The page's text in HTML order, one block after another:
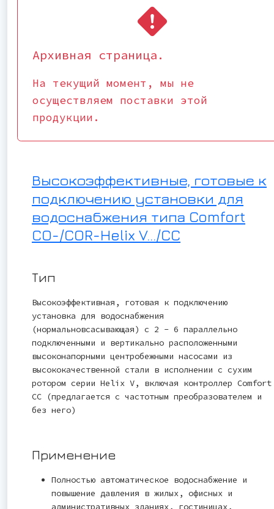
Архивная страница.
На текущий момент, мы не
осуществляем поставки этой
продукции.
Высокоэффективные, готовые к
подключению установки для
водоснабжения типа Comfort
CO-/COR-Helix V.../CC
Тип
Высокоэффективная, готовая к подключению
установка для водоснабжения
(нормальновсасывающая) с 2 - 6 параллельно
подключенными и вертикально расположенными
высоконапорными центробежными насосами из
высококачественной стали в исполнении с сухим
ротором серии Helix V, включая контроллер Comfort
CC (предлагается с частотным преобразователем и
без него)
Применение
Полностью автоматическое водоснабжение и
повышение давления в жилых, офисных и
административных зданиях, гостиницах,